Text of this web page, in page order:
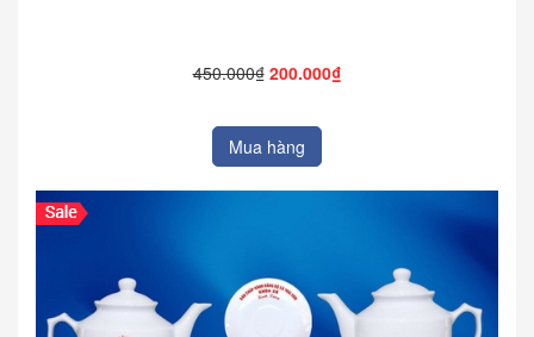
450.000₫ 200.000₫
Mua hàng